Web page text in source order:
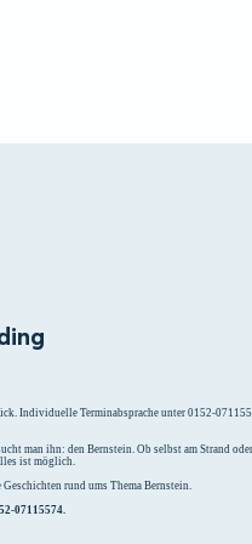
Individuelle Terminabsprache unter 0152-
man ihn: den Bernstein. Ob selbst am Strand
ist möglich.
rund ums Thema Bernstein.
07115574.